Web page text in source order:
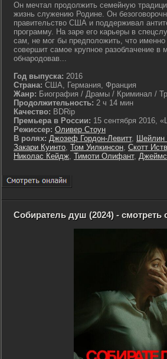
Он мечтал продолжить семейную
жизнь служению Родине. Он
правительство США и поддерживал
программу. На заре его карьеры в
сам, не мог бы предположить, что
совершит самое крупное разоблачение в
обнародовав...
Год выпуска: 2016
Страна: США, Германия, Франция
Жанр: Биография / Драмы / Криминал /
Продолжительность: 2 ч 14 мин
Качество: BDRip
Премьера в России: 15 сентября 2016,
Режиссер: Оливер Стоун
В ролях: Джозеф Гордон-Левитт, Шейлин
Закари Куинто, Том Уилкинсон, Скотт
Николас Кейдж, Тимоти Олифант,
Собиратель душ (2024) - смотреть